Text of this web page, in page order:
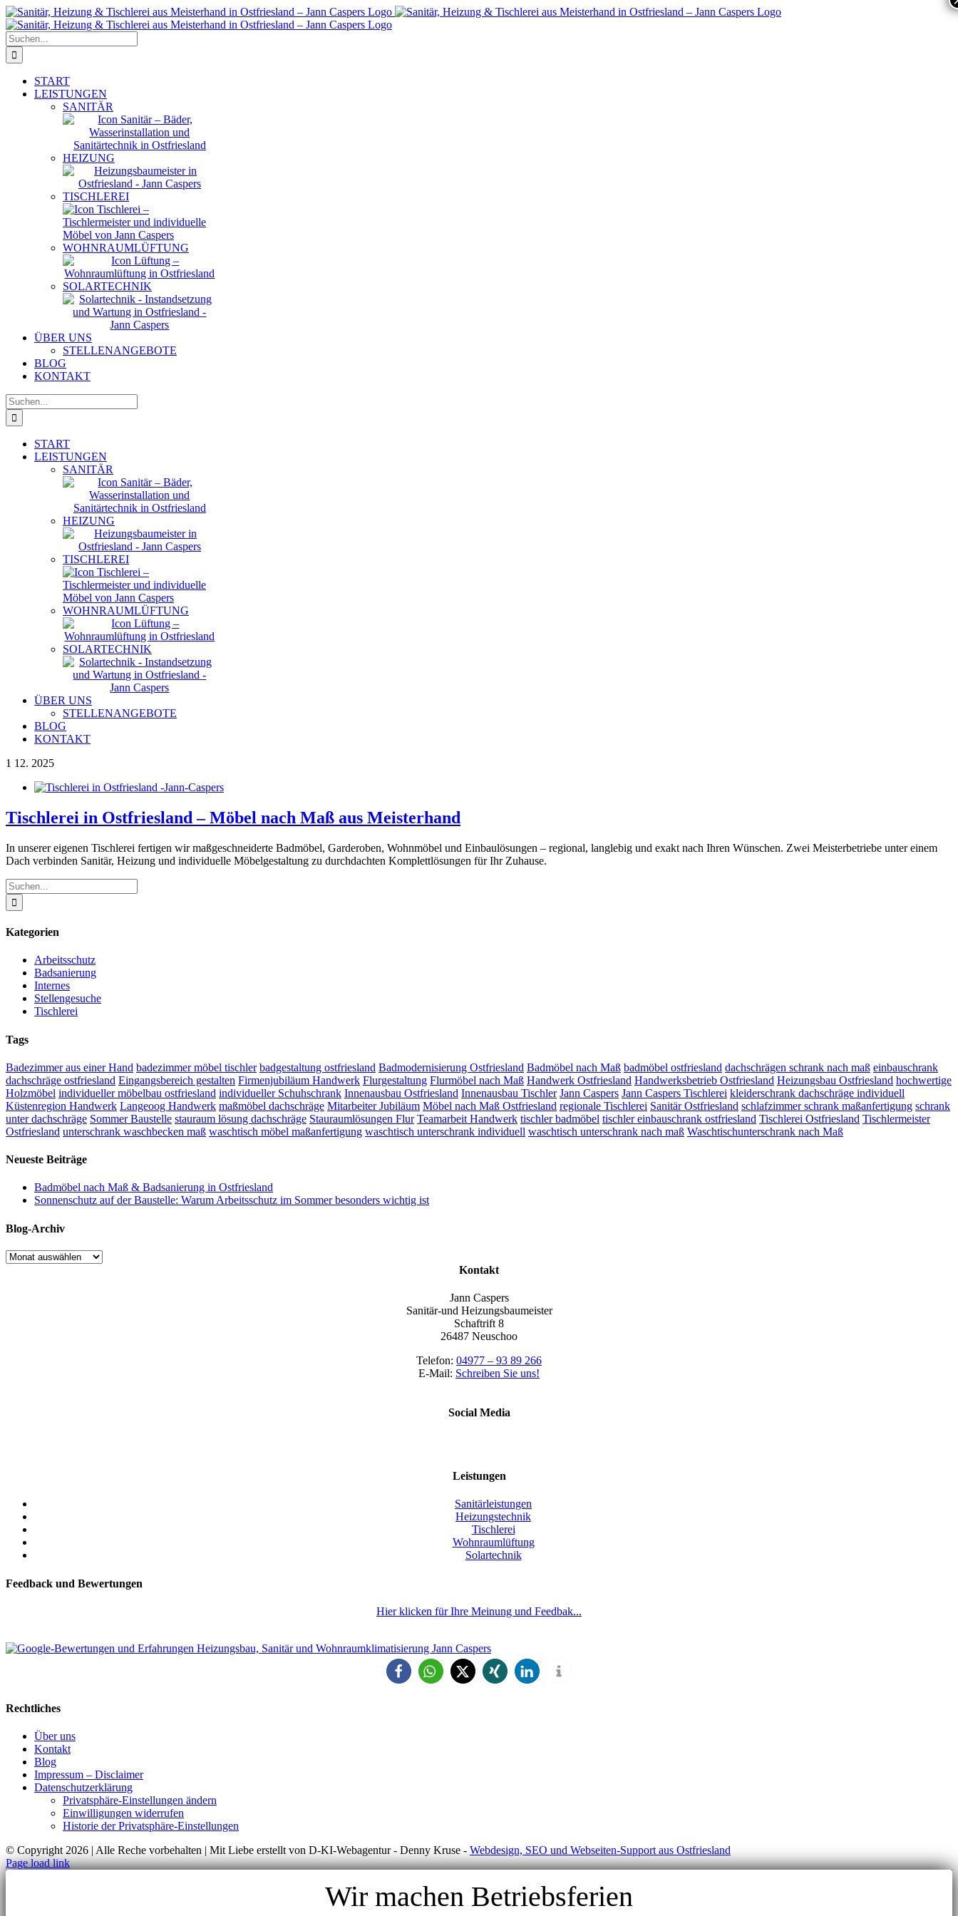
Zum
Inhalt
springen
Suche
nach:
START
LEISTUNGEN
SANITÄR
HEIZUNG
TISCHLEREI
WOHNRAUMLÜFTUNG
SOLARTECHNIK
ÜBER UNS
STELLENANGEBOTE
BLOG
KONTAKT
Suche
nach:
START
LEISTUNGEN
SANITÄR
HEIZUNG
TISCHLEREI
WOHNRAUMLÜFTUNG
SOLARTECHNIK
ÜBER UNS
STELLENANGEBOTE
BLOG
KONTAKT
1 12. 2025
Tischlerei in Ostfriesland – Möbel nach Maß aus Meisterhand
In unserer eigenen Tischlerei fertigen wir maßgeschneiderte Badmöbel, Garderoben, Wohnmöbel und Einbaulösungen – regional, langlebig und exakt nach Ihren Wünschen. Zwei Meisterbetriebe unter einem
Dach verbinden Sanitär, Heizung und individuelle Möbelgestaltung zu durchdachten Komplettlösungen für Ihr Zuhause.
Suche
nach:
Kategorien
Arbeitsschutz
Badsanierung
Internes
Stellengesuche
Tischlerei
Tags
Badezimmer aus einer Hand badezimmer möbel tischler badgestaltung ostfriesland Badmodernisierung Ostfriesland Badmöbel nach Maß badmöbel ostfriesland dachschrägen schrank nach maß einbauschrank
dachschräge ostfriesland Eingangsbereich gestalten Firmenjubiläum Handwerk Flurgestaltung Flurmöbel nach Maß Handwerk Ostfriesland Handwerksbetrieb Ostfriesland Heizungsbau Ostfriesland hochwertige
Holzmöbel individueller möbelbau ostfriesland individueller Schuhschrank Innenausbau Ostfriesland Innenausbau Tischler Jann Caspers Jann Caspers Tischlerei kleiderschrank dachschräge individuell
Küstenregion Handwerk Langeoog Handwerk maßmöbel dachschräge Mitarbeiter Jubiläum Möbel nach Maß Ostfriesland regionale Tischlerei Sanitär Ostfriesland schlafzimmer schrank maßanfertigung schrank
unter dachschräge Sommer Baustelle stauraum lösung dachschräge Stauraumlösungen Flur Teamarbeit Handwerk tischler badmöbel tischler einbauschrank ostfriesland Tischlerei Ostfriesland Tischlermeister
Ostfriesland unterschrank waschbecken maß waschtisch möbel maßanfertigung waschtisch unterschrank individuell waschtisch unterschrank nach maß Waschtischunterschrank nach Maß
Neueste Beiträge
Badmöbel nach Maß & Badsanierung in Ostfriesland
Sonnenschutz auf der Baustelle: Warum Arbeitsschutz im Sommer besonders wichtig ist
Blog-Archiv
Blog-
Kontakt
Jann Caspers
Sanitär-und Heizungsbaumeister
Schaftrift 8
26487 Neuschoo
Telefon: 04977 – 93 89 266
E-Mail: Schreiben Sie uns!
Social Media
Leistungen
Sanitärleistungen
Heizungstechnik
Tischlerei
Wohnraumlüftung
Solartechnik
Feedback und Bewertungen
Hier klicken für Ihre Meinung und Feedbak...
Rechtliches
Über uns
Kontakt
Blog
Impressum – Disclaimer
Datenschutzerklärung
Privatsphäre-Einstellungen ändern
Einwilligungen widerrufen
Historie der Privatsphäre-Einstellungen
© Copyright 2026 | Alle Reche vorbehalten | Mit Liebe erstellt von D-KI-Webagentur - Denny Kruse - Webdesign, SEO und Webseiten-Support aus Ostfriesland
Page load link
Wir machen Betriebsferien